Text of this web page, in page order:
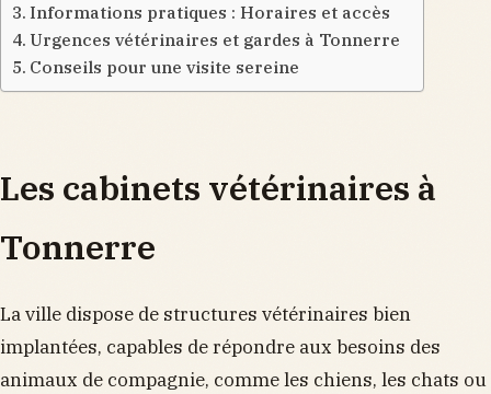
Informations pratiques : Horaires et accès
Urgences vétérinaires et gardes à Tonnerre
Conseils pour une visite sereine
Les cabinets vétérinaires à
Tonnerre
La ville dispose de structures vétérinaires bien
implantées, capables de répondre aux besoins des
animaux de compagnie, comme les chiens, les chats ou